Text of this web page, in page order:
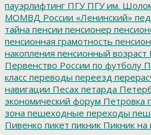
пауэрлифтинг ПГУПГУ им.
МОМВД России «Ленинский»
тайна пенсии пенсионер
пенсионная грамотность
накопления пенсионный возраст
Первенство России по футболу
класс переводы переезд
навигации Песах петарда
экономический форум Петровка
зона пешеходные переходы
Пивенко пикет пикник Пикник